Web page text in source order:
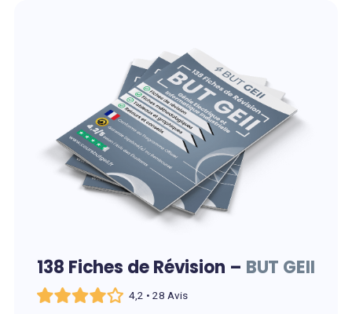
138 Fiches de Révision – BUT GEII
4,2 • 28 Avis